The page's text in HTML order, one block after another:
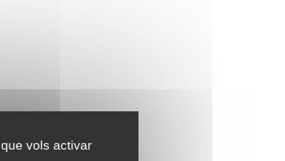
vols activar